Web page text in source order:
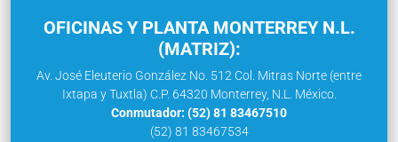
OFICINAS Y PLANTA MONTERREY N.L.
(MATRIZ):
Av. José Eleuterio González No. 512 Col. Mitras Norte (entre
Ixtapa y Tuxtla) C.P. 64320 Monterrey, N.L. México.
Conmutador: (52) 81 83467510
(52) 81 83467534